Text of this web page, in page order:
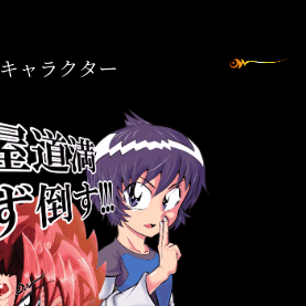
キャラクター